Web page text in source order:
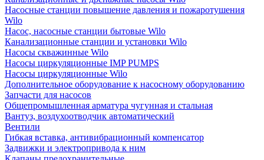
Насосные станции повышение давления и пожаротушения
Wilo
Насос, насосные станции бытовые Wilo
Канализационные станции и установки Wilo
Насосы скважинные Wilo
Насосы циркуляционные IMP PUMPS
Насосы циркуляционные Wilo
Дополнительное оборудование к насосному оборудованию
Запчасти для насосов
Общепромышленная арматура чугунная и стальная
Вантуз, воздухоотводчик автоматический
Вентили
Гибкая вставка, антивибрационный компенсатор
Задвижки и электропривода к ним